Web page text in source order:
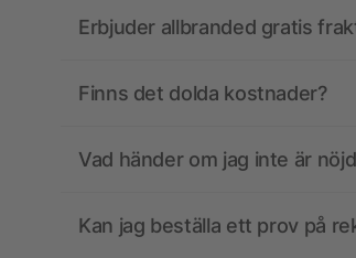
Erbjuder allbranded gratis
Finns det dolda kostnader?
Vad händer om jag inte är
Kan jag beställa ett prov på